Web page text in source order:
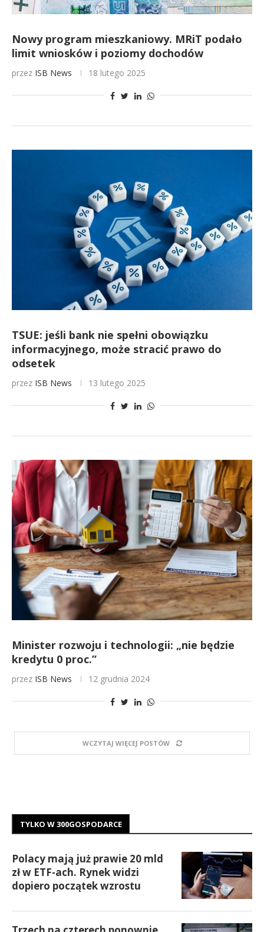
Nowy program mieszkaniowy. MRiT podało
limit wniosków i poziomy dochodów
przez ISB News 18 lutego 2025
TSUE: jeśli bank nie spełni obowiązku
informacyjnego, może stracić prawo do
odsetek
przez ISB News 13 lutego 2025
Minister rozwoju i technologii: „nie będzie
kredytu 0 proc.”
przez ISB News 12 grudnia 2024
WCZYTAJ WIĘCEJ POSTÓW
TYLKO W 300GOSPODARCE
Polacy mają już prawie 20 mld
zł w ETF-ach. Rynek widzi
dopiero początek wzrostu